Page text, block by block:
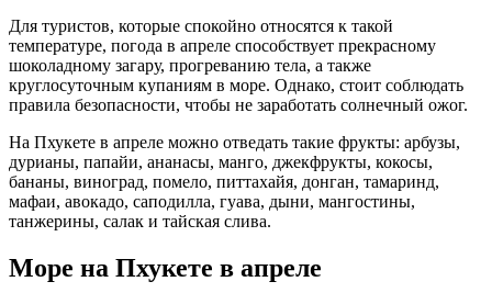
Для туристов, которые спокойно относятся к такой
температуре, погода в апреле способствует прекрасному
шоколадному загару, прогреванию тела, а также
круглосуточным купаниям в море. Однако, стоит соблюдать
правила безопасности, чтобы не заработать солнечный ожог.
На Пхукете в апреле можно отведать такие фрукты: арбузы,
дурианы, папайи, ананасы, манго, джекфрукты, кокосы,
бананы, виноград, помело, питтахайя, донган, тамаринд,
мафаи, авокадо, саподилла, гуава, дыни, мангостины,
танжерины, салак и тайская слива.
Море на Пхукете в апреле